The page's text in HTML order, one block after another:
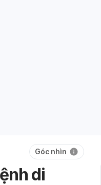
Góc nhìn
di